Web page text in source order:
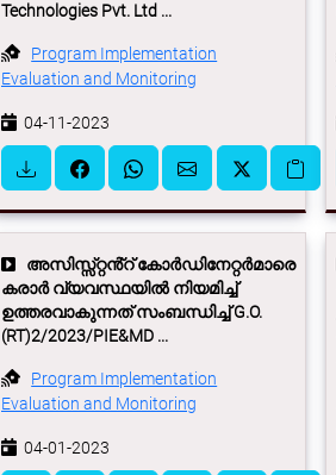
Technologies Pvt. Ltd ...
Program Implementation
Evaluation and Monitoring
04-11-2023
അസിസ്സ്റ്റൻ്റ് കോര്‍ഡിനേറ്റര്‍മാരെ
കരാര്‍ വ്യവസ്ഥയില്‍ നിയമിച്ച്
ഉത്തരവാകുന്നത് സംബന്ധിച്ച് G.O.
(RT)2/2023/PIE&MD ...
Program Implementation
Evaluation and Monitoring
04-01-2023